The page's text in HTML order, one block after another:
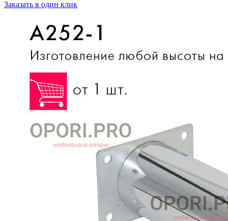
Заказать в один клик